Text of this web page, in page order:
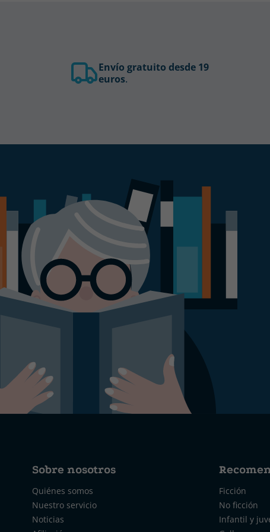
Envío gratuito desde 19
euros.
Sobre nosotros
Quiénes somos
Nuestro servicio
Noticias
Ficción
No ficción
Infantil y